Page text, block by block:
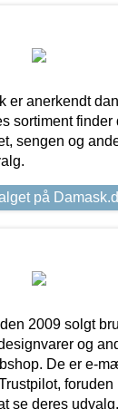
er anerkendt
sortiment finder
sengen og
på
2009 solgt
og
De er e-
foruden
se deres udvalg.